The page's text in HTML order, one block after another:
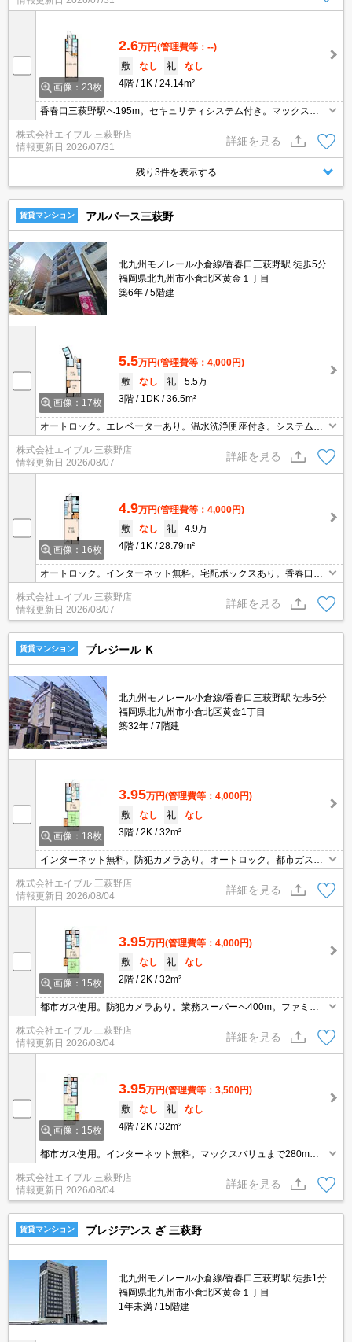
画像：23枚
2.6万円(管理費等：--)
敷
なし 礼
なし
4階
1K 24.14m²
香春口三萩野駅へ195m。セキュリティシステム付き。マックスバ
リューへ254m。宅配ボックスあり。病院へ246m。セブンイレブン
へ183m。銀行へ181m。ニトリまで298m。
株式会社エイブル 三萩野店
情報更新日 2026/07/31
詳細を見る
残り3件を表示する
賃貸マンション アルバース三萩野
北九州モノレール小倉線/香春口三萩野駅 徒歩5分
福岡県北九州市小倉北区黄金１丁目
築6年
5階建
画像：17枚
5.5万円(管理費等：4,000円)
敷
なし 礼
5.5万
3階
1DK 36.5m²
オートロック。エレベーターあり。温水洗浄便座付き。システムキ
ッチン。追い焚き機能付きバス。コンビニが近く(140m)買物便利。
最寄りのバス停まで1分。
株式会社エイブル 三萩野店
情報更新日 2026/08/07
詳細を見る
画像：16枚
4.9万円(管理費等：4,000円)
敷
なし 礼
4.9万
4階
1K 28.79m²
オートロック。インターネット無料。宅配ボックスあり。香春口三
萩野駅へ240m。ローソンへ120m。業務スーパーへ400m。
株式会社エイブル 三萩野店
情報更新日 2026/08/07
詳細を見る
賃貸マンション プレジール Ｋ
北九州モノレール小倉線/香春口三萩野駅 徒歩5分
福岡県北九州市小倉北区黄金1丁目
築32年
7階建
画像：18枚
3.95万円(管理費等：4,000円)
敷
なし 礼
なし
3階
2K 32m²
インターネット無料。防犯カメラあり。オートロック。都市ガス使
用。黄金市場まで170m。ファミリーマートへ250m。マックスバリ
ュまで280m。引越指定業者あり。画像の家具はCGであり付いてい
ません。
株式会社エイブル 三萩野店
情報更新日 2026/08/04
詳細を見る
画像：15枚
3.95万円(管理費等：4,000円)
敷
なし 礼
なし
2階
2K 32m²
都市ガス使用。防犯カメラあり。業務スーパーへ400m。ファミリ
ーマートへ250m。ファミリーレストランへ400m。黄金市場まで17
0m。引越指定業者あり。初期費用10万円以内。
株式会社エイブル 三萩野店
情報更新日 2026/08/04
詳細を見る
画像：15枚
3.95万円(管理費等：3,500円)
敷
なし 礼
なし
4階
2K 32m²
都市ガス使用。インターネット無料。マックスバリュまで280m。
ファミリーマートへ250m。黄金市場まで170m。人気地域です。引
越指定業者あり。初期費用10万円以下物件!。
株式会社エイブル 三萩野店
情報更新日 2026/08/04
詳細を見る
賃貸マンション プレジデンス ざ 三萩野
北九州モノレール小倉線/香春口三萩野駅 徒歩1分
福岡県北九州市小倉北区黄金１丁目
1年未満
15階建